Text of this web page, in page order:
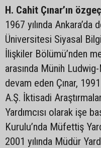
H. Cahit Çınar’ın
1967 yılında Ankara’da
Üniversitesi Siyasal
İlişkiler Bölümü’nden
arasında Münih
devam eden Çınar,
A.Ş. İktisadi
Yardımcısı olarak işe
Kurulu’nda Müfettiş
2001 yılında Müdür